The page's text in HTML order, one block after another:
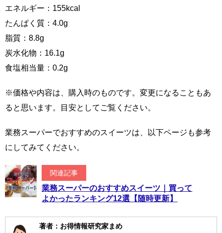
エネルギー：155kcal
たんぱく質：4.0g
脂質：8.8g
炭水化物：16.1g
食塩相当量：0.2g
※価格や内容は、購入時のものです。変更になることもあ
ると思います。目安としてご覧ください。
業務スーパーでおすすめのスイーツは、以下ページも参考
にしてみてください。
関連記事
業務スーパーのおすすめスイーツ｜買って
よかったランキング12選【随時更新】
著者：お得情報研究家まめ